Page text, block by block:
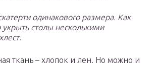
одинакового размера. Как
столы несколькими
ткань – хлопок и лен. Но можно и